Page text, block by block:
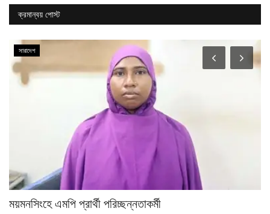
ক্রমান্বয় পোস্ট
সারাদেশ
ময়মনসিংহে এমপি প্রার্থী পরিচ্ছন্নতাকর্মী